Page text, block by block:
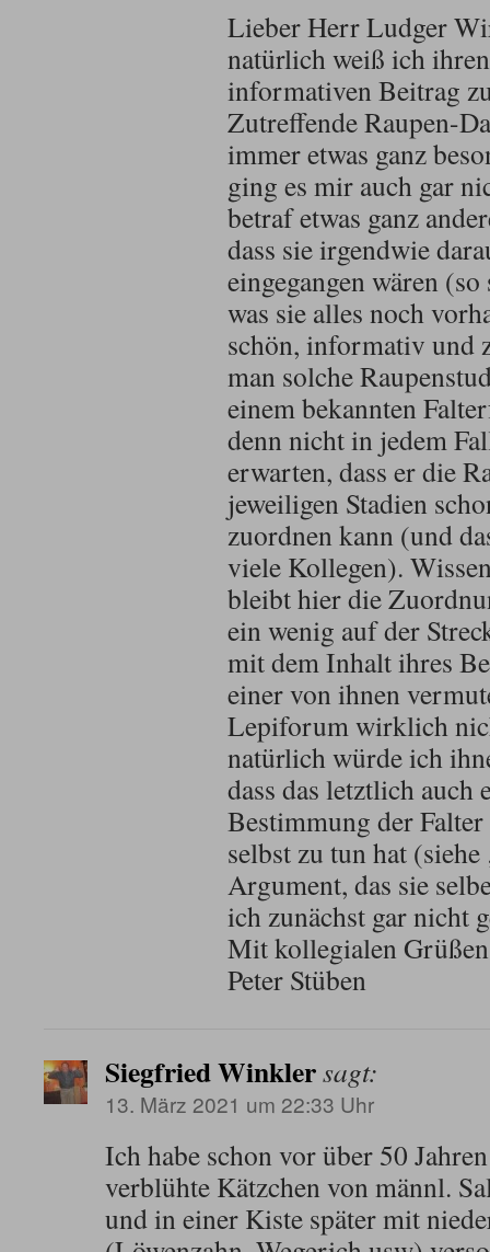
Lieber Herr Ludger
natürlich weiß ich
informativen Beitrag
Zutreffende Raupen-
immer etwas ganz
ging es mir auch gar
betraf etwas ganz
dass sie irgendwie
eingegangen wären
was sie alles noch
schön, informativ und
man solche
einem bekannten
denn nicht in jedem
erwarten, dass er die
jeweiligen Stadien
zuordnen kann (und
viele Kollegen).
bleibt hier die
ein wenig auf der
mit dem Inhalt ihres
einer von ihnen
Lepiforum wirklich
natürlich würde ich
dass das letztlich auch
Bestimmung der
selbst zu tun hat
Argument, das sie
ich zunächst gar nicht
Mit kollegialen Grüßen
Peter Stüben
Siegfried Winklersagt:
13. März 2021 um 22:33 Uhr
Ich habe schon vor über 50
verblühte Kätzchen von männl.
und in einer Kiste später mit